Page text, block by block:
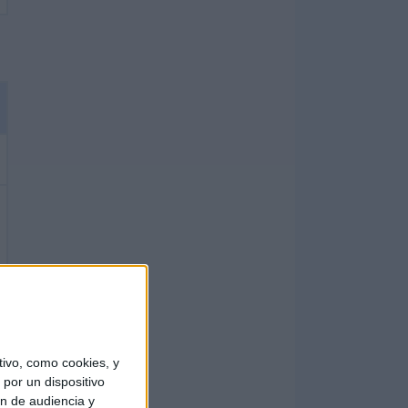
como cookies, y
un dispositivo
de audiencia y